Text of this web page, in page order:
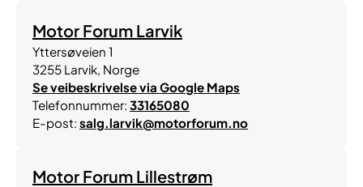
Motor Forum Larvik
Yttersøveien 1
3255 Larvik, Norge
Se veibeskrivelse via Google Maps
Telefonnummer: 33165080
E-post: salg.larvik@motorforum.no
Motor Forum Lillestrøm